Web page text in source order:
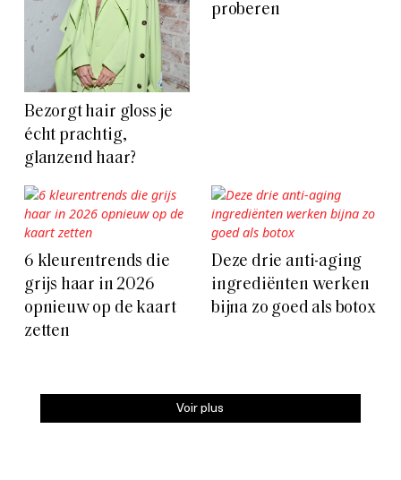
Bezorgt hair gloss je
écht prachtig,
glanzend haar?
proberen
6 kleurentrends die
grijs haar in 2026
opnieuw op de kaart
zetten
Deze drie anti-aging
ingrediënten werken
bijna zo goed als botox
Voir plus